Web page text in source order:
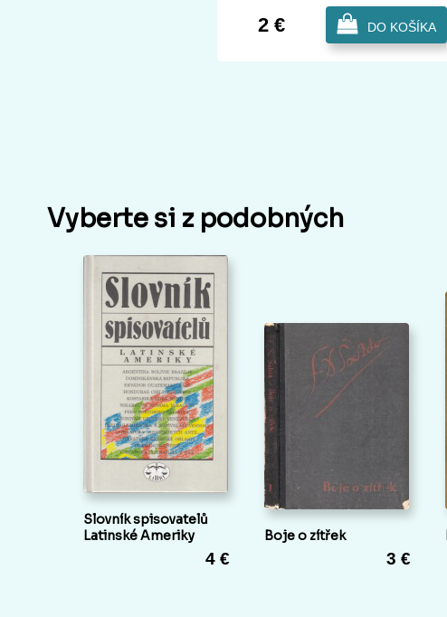
2 € DO KOŠÍKA
Vyberte si z podobných
Slovník spisovatelů
Latinské Ameriky
4 €
Boje o zítřek
3 €